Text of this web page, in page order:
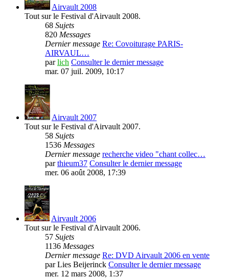
Airvault 2008
Tout sur le Festival d'Airvault 2008.
68 Sujets
820 Messages
Dernier message Re: Covoiturage PARIS-
AIRVAUL…
parlich Consulter le dernier message
mar. 07 juil. 2009, 10:17
Airvault 2007
Tout sur le Festival d'Airvault 2007.
58 Sujets
1536 Messages
Dernier message recherche video "chant collec…
parthieum37 Consulter le dernier message
mer. 06 août 2008, 17:39
Airvault 2006
Tout sur le Festival d'Airvault 2006.
57 Sujets
1136 Messages
Dernier message Re: DVD Airvault 2006 en vente
parLies Beijerinck Consulter le dernier message
mer. 12 mars 2008, 1:37